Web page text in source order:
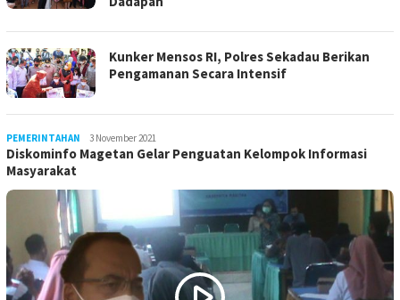
Kunker Mensos RI, Polres Sekadau Berikan
Pengamanan Secara Intensif
PEMERINTAHAN LilikAbdi
3 November 2021
Diskominfo Magetan Gelar Penguatan Kelompok Informasi
Masyarakat